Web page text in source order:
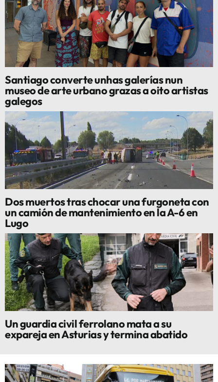
Santiago converte unhas galerías nun
museo de arte urbano grazas a oito artistas
galegos
Dos muertos tras chocar una furgoneta con
un camión de mantenimiento en la A-6 en
Lugo
Un guardia civil ferrolano mata a su
expareja en Asturias y termina abatido